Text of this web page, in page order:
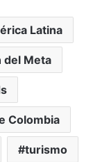
Latina
del Meta
Colombia
turismo